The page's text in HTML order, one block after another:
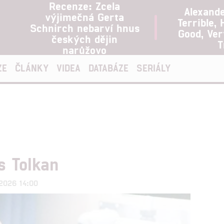
Recenze: Zcela
výjimečná Gerta
Schnirch nebarví hnus
českých dějin
narůžovo
Terrible,
Good,
ČLÁNKY VIDEA DATABÁZE SERIÁLY
Tolkan
14:00